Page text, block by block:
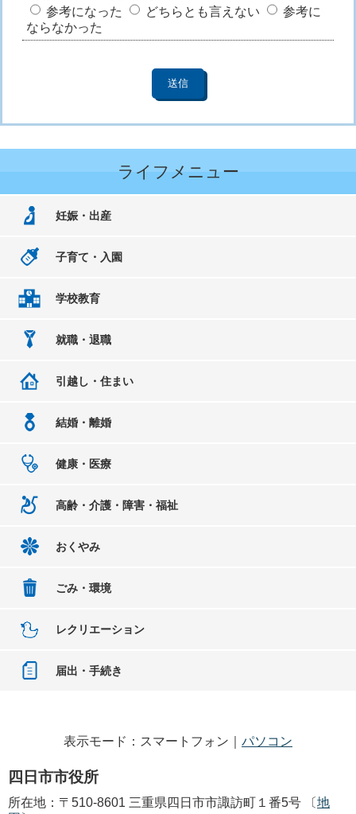
参考になった
どちらとも言えない
参考に
ならなかった
ライフメニュー
妊娠・出産
子育て・入園
学校教育
就職・退職
引越し・住まい
結婚・離婚
健康・医療
高齢・介護・障害・福祉
おくやみ
ごみ・環境
レクリエーション
届出・手続き
表示モード：スマートフォン｜ パソコン
四日市市役所
所在地：〒510-8601 三重県四日市市諏訪町１番5号 〔地